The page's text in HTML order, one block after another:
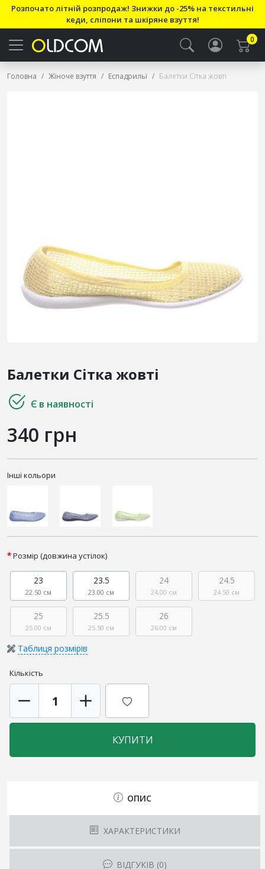
Розпочато літній розпродаж! Знижки до -25% на текстильні
кеди, сліпони та шкіряне взуття!
0
Головна Жіноче взуття Еспадрильї Балетки Сітка жовті
Балетки Сітка жовті
Є в наявності
340 грн
Інші кольори
Розмір (довжина устілок)
23
22.50 см
23.5
23.00 см
24
24.00 см
24.5
24.50 см
25
25.00 см
25.5
25.50 см
26
26.00 см
Таблиця розмірів
Кількість
КУПИТИ
ОПИС
ХАРАКТЕРИСТИКИ
ВІДГУКІВ (0)